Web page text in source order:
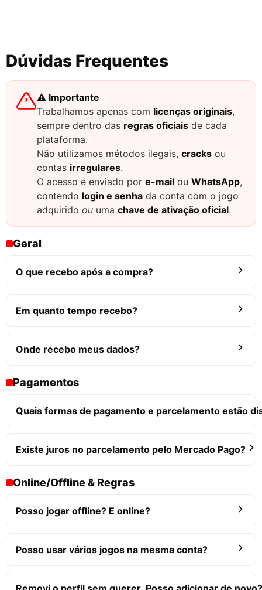
Dúvidas Frequentes
⚠️ Importante
Trabalhamos apenas com licenças originais,
sempre dentro das regras oficiais de cada
plataforma.
Não utilizamos métodos ilegais, cracks ou
contas irregulares.
O acesso é enviado por e-mail ou WhatsApp,
contendo login e senha da conta com o jogo
adquirido ou uma chave de ativação oficial.
Geral
O que recebo após a compra?
Em quanto tempo recebo?
Onde recebo meus dados?
Pagamentos
Quais formas de pagamento e parcelamento estão
Existe juros no parcelamento pelo Mercado Pago?
Online/Offline & Regras
Posso jogar offline? E online?
Posso usar vários jogos na mesma conta?